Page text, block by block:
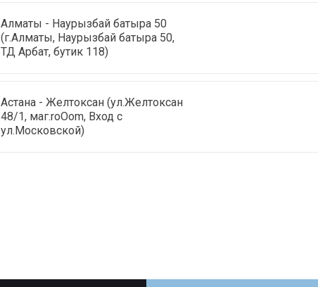
Алматы - Наурызбай батыра 50
(г.Алматы, Наурызбай батыра 50,
ТД Арбат, бутик 118)
Астана - Желтоксан (ул.Желтоксан
48/1, маг.roOom, Вход с
ул.Московской)